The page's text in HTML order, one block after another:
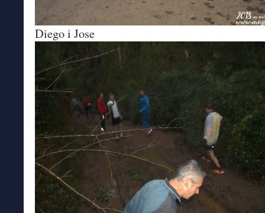
Diego i Jose